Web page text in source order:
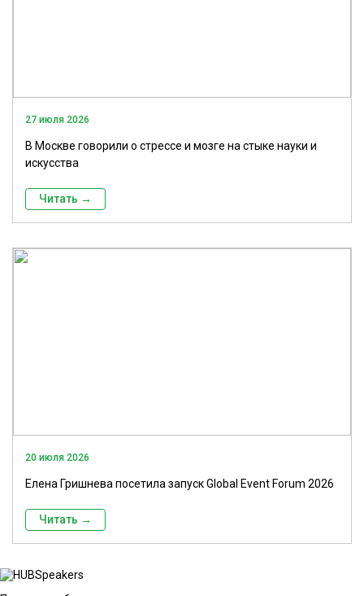
27 июля 2026
В Москве говорили о стрессе и мозге на стыке науки и
искусства
Читать →
20 июля 2026
Елена Гришнева посетила запуск Global Event Forum 2026
Читать →